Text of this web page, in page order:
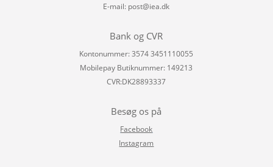
E-mail: post@iea.dk
Bank og CVR
Kontonummer: 3574 3451110055
Mobilepay Butiknummer: 149213
CVR:DK28893337
Besøg os på
Facebook
Instagram